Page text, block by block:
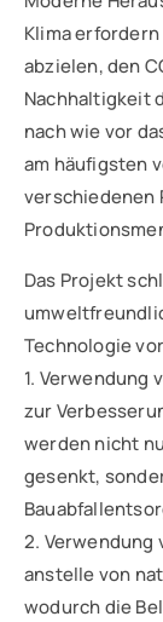
Klima
abzielen, den
Nachhaltigkeit
nach wie vor
am häufigsten
verschiedenen
Das Projekt
Technologie
1. Verwendung
zur
werden nicht
gesenkt,
2. Verwendung
anstelle von
wodurch die